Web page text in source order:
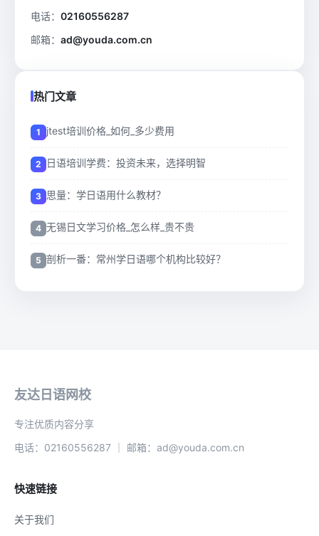
电话： 02160556287
邮箱： ad@youda.com.cn
热门文章
jtest培训价格_如何_多少费用
日语培训学费：投资未来，选择明智
思量：学日语用什么教材？
无锡日文学习价格_怎么样_贵不贵
剖析一番：常州学日语哪个机构比较好？
友达日语网校
专注优质内容分享
电话：02160556287 ｜ 邮箱：ad@youda.com.cn
快速链接
关于我们